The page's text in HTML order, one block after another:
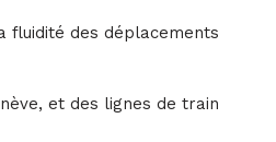
fluidité des déplacements
et des lignes de train